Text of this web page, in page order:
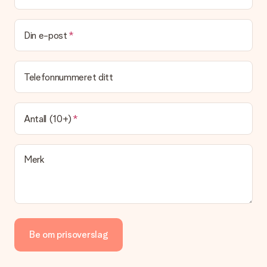
Leveringstid, leveringsalternativer og frakt
Kan jeg velge en leveringsdato?
Det er ikke mulig å velge en bestemt leveringsdato.
Leveringstiden er indikert på produktsiden til gaven. Du kan
stole på at vår operatør leverer gaven din denne dagen.
Hvilke leveringsalternativer kan jeg velge mellom?
For tiden er det ikke mulig å velge et leveringsalternativ.
Gaven du bestiller sendes enten som en pakke eller som
postbokslevering. Vil du vite hvilket alternativ bestillingen din
faller inn under? Ta kontakt med vår kundeservice.
Vi tilbyr følgende betalingsmåter: Paypal, kredittkort, faktura
nettbanken vil levering av gaven din skje opptil 3 dager
senere. Dette er fordi det kan ta opptil 3 dager før betalingen
kommer fram.
Din e-post
Telefonnummeret ditt
Antall (10+)
Merk
Be om prisoverslag